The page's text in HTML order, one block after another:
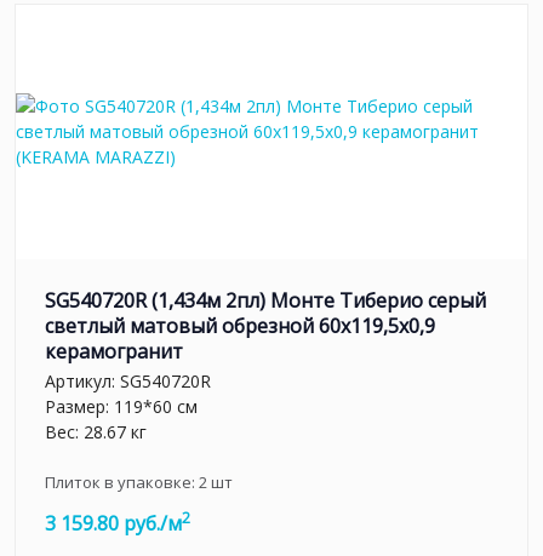
SG540720R (1,434м 2пл) Монте Тиберио серый
светлый матовый обрезной 60x119,5x0,9
керамогранит
Артикул: SG540720R
Размер: 119*60 см
Вес: 28.67 кг
Плиток в упаковке: 2шт
3 159.80 руб./м2